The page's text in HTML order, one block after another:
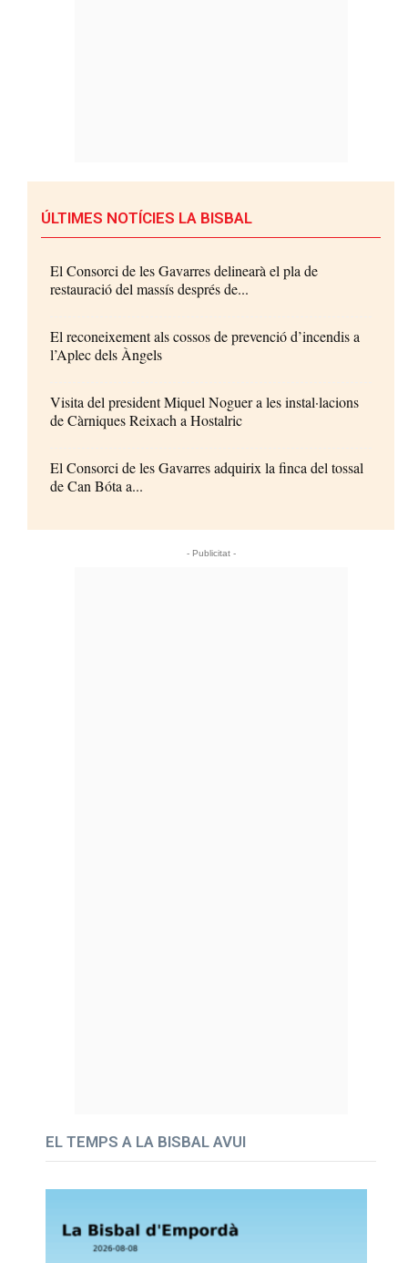
ÚLTIMES NOTÍCIES LA BISBAL
El Consorci de les Gavarres delinearà el pla de
restauració del massís després de...
El reconeixement als cossos de prevenció d’incendis a
l’Aplec dels Àngels
Visita del president Miquel Noguer a les instal·lacions
de Càrniques Reixach a Hostalric
El Consorci de les Gavarres adquirix la finca del tossal
de Can Bóta a...
- Publicitat -
EL TEMPS A LA BISBAL AVUI